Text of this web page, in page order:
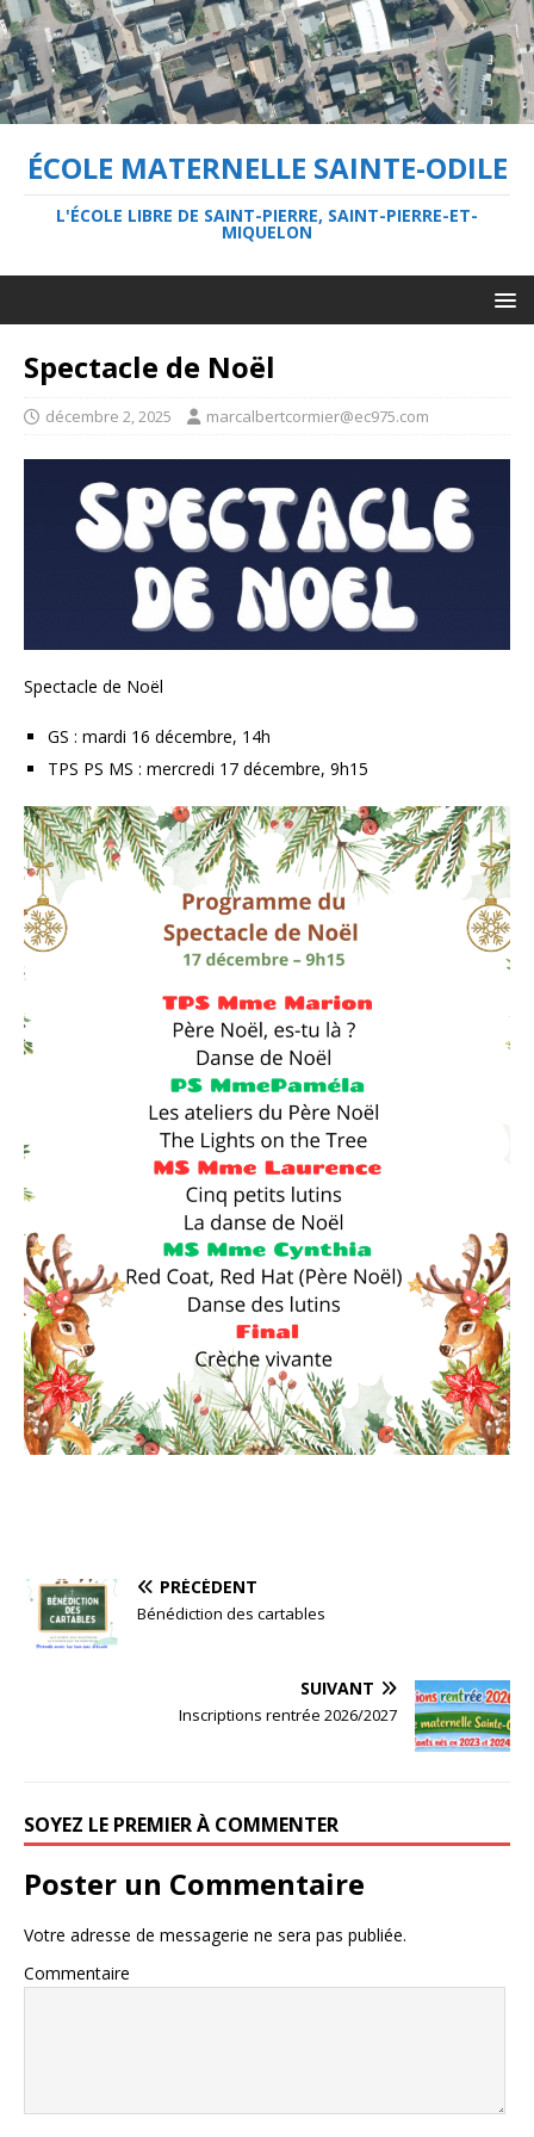
ÉCOLE MATERNELLE SAINTE-ODILE
L'ÉCOLE LIBRE DE SAINT-PIERRE, SAINT-PIERRE-ET-
MIQUELON
Spectacle de Noël
décembre 2, 2025 marcalbertcormier@ec975.com
Spectacle de Noël
GS : mardi 16 décembre, 14h
TPS PS MS : mercredi 17 décembre, 9h15
PRÉCÉDENT
Bénédiction des cartables
SUIVANT
Inscriptions rentrée 2026/2027
SOYEZ LE PREMIER À COMMENTER
Poster un Commentaire
Votre adresse de messagerie ne sera pas publiée.
Commentaire